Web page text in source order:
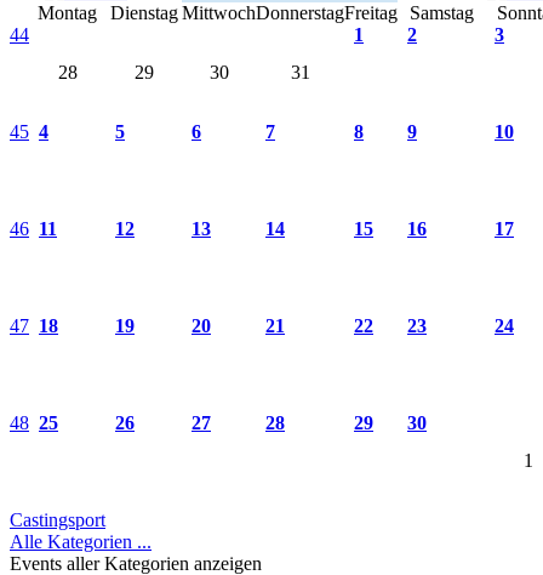
Montag
Dienstag MittwochDonnerstagFreitag Samstag
44
28
29 30 31
1 2 3
45 4 5 6 7 8 9 10
46 11 12 13 14 15 16 17
47 18 19 20 21 22 23 24
48 25 26 27 28 29
30
1
Castingsport
Alle Kategorien ...
Events aller Kategorien anzeigen